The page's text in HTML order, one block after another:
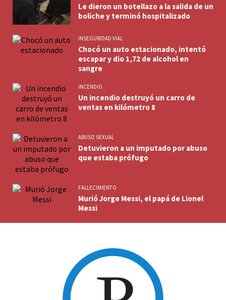
Le dieron un botellazo a la salida de un
boliche y terminó hospitalizado
INSEGURIDAD VIAL
Chocó un auto estacionado, intentó
escapar y dio 1,72 de alcohol en
sangre
INCENDIO
Un incendio destruyó un carro de
ventas en kilómetro 8
ABUSO SEXUAL
Detuvieron a un imputado por abuso
que estaba prófugo
FALLECIMIENTO
Murió Jorge Messi, el papá de Lionel
Messi